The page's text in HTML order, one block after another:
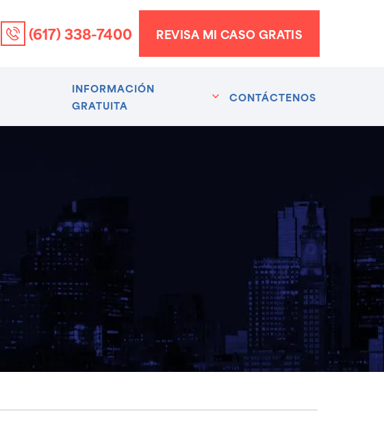
(617) 338-7400 REVISA MI CASO GRATIS
INFORMACIÓN
GRATUITA
CONTÁCTENOS